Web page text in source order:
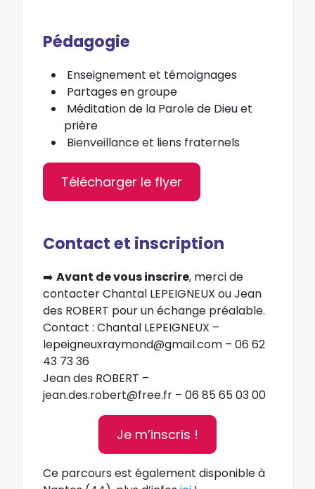
Pédagogie
Enseignement et témoignages
Partages en groupe
Méditation de la Parole de Dieu et
prière
Bienveillance et liens fraternels
Télécharger le flyer
Contact et inscription
➡️ Avant de vous inscrire, merci de
contacterChantal LEPEIGNEUX ou Jean
des ROBERT pour un échange préalable.
Contact : Chantal LEPEIGNEUX –
lepeigneuxraymond@gmail.com – 06 62
43 73 36
Jean des ROBERT –
jean.des.robert@free.fr – 06 85 65 03 00
Je m’inscris !
Ce parcours est également disponible à